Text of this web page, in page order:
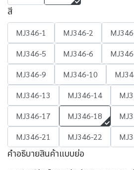
สี
MJ346-1 MJ346-2
MJ346-5
MJ346-6
MJ346-9
MJ346-10
MJ346-13
MJ346-14
MJ346-17
MJ346-18
MJ346-21
MJ346-22
คำอธิบายสินค้าแบบย่อ